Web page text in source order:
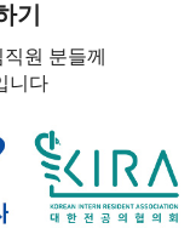
기
원 분들께
니다